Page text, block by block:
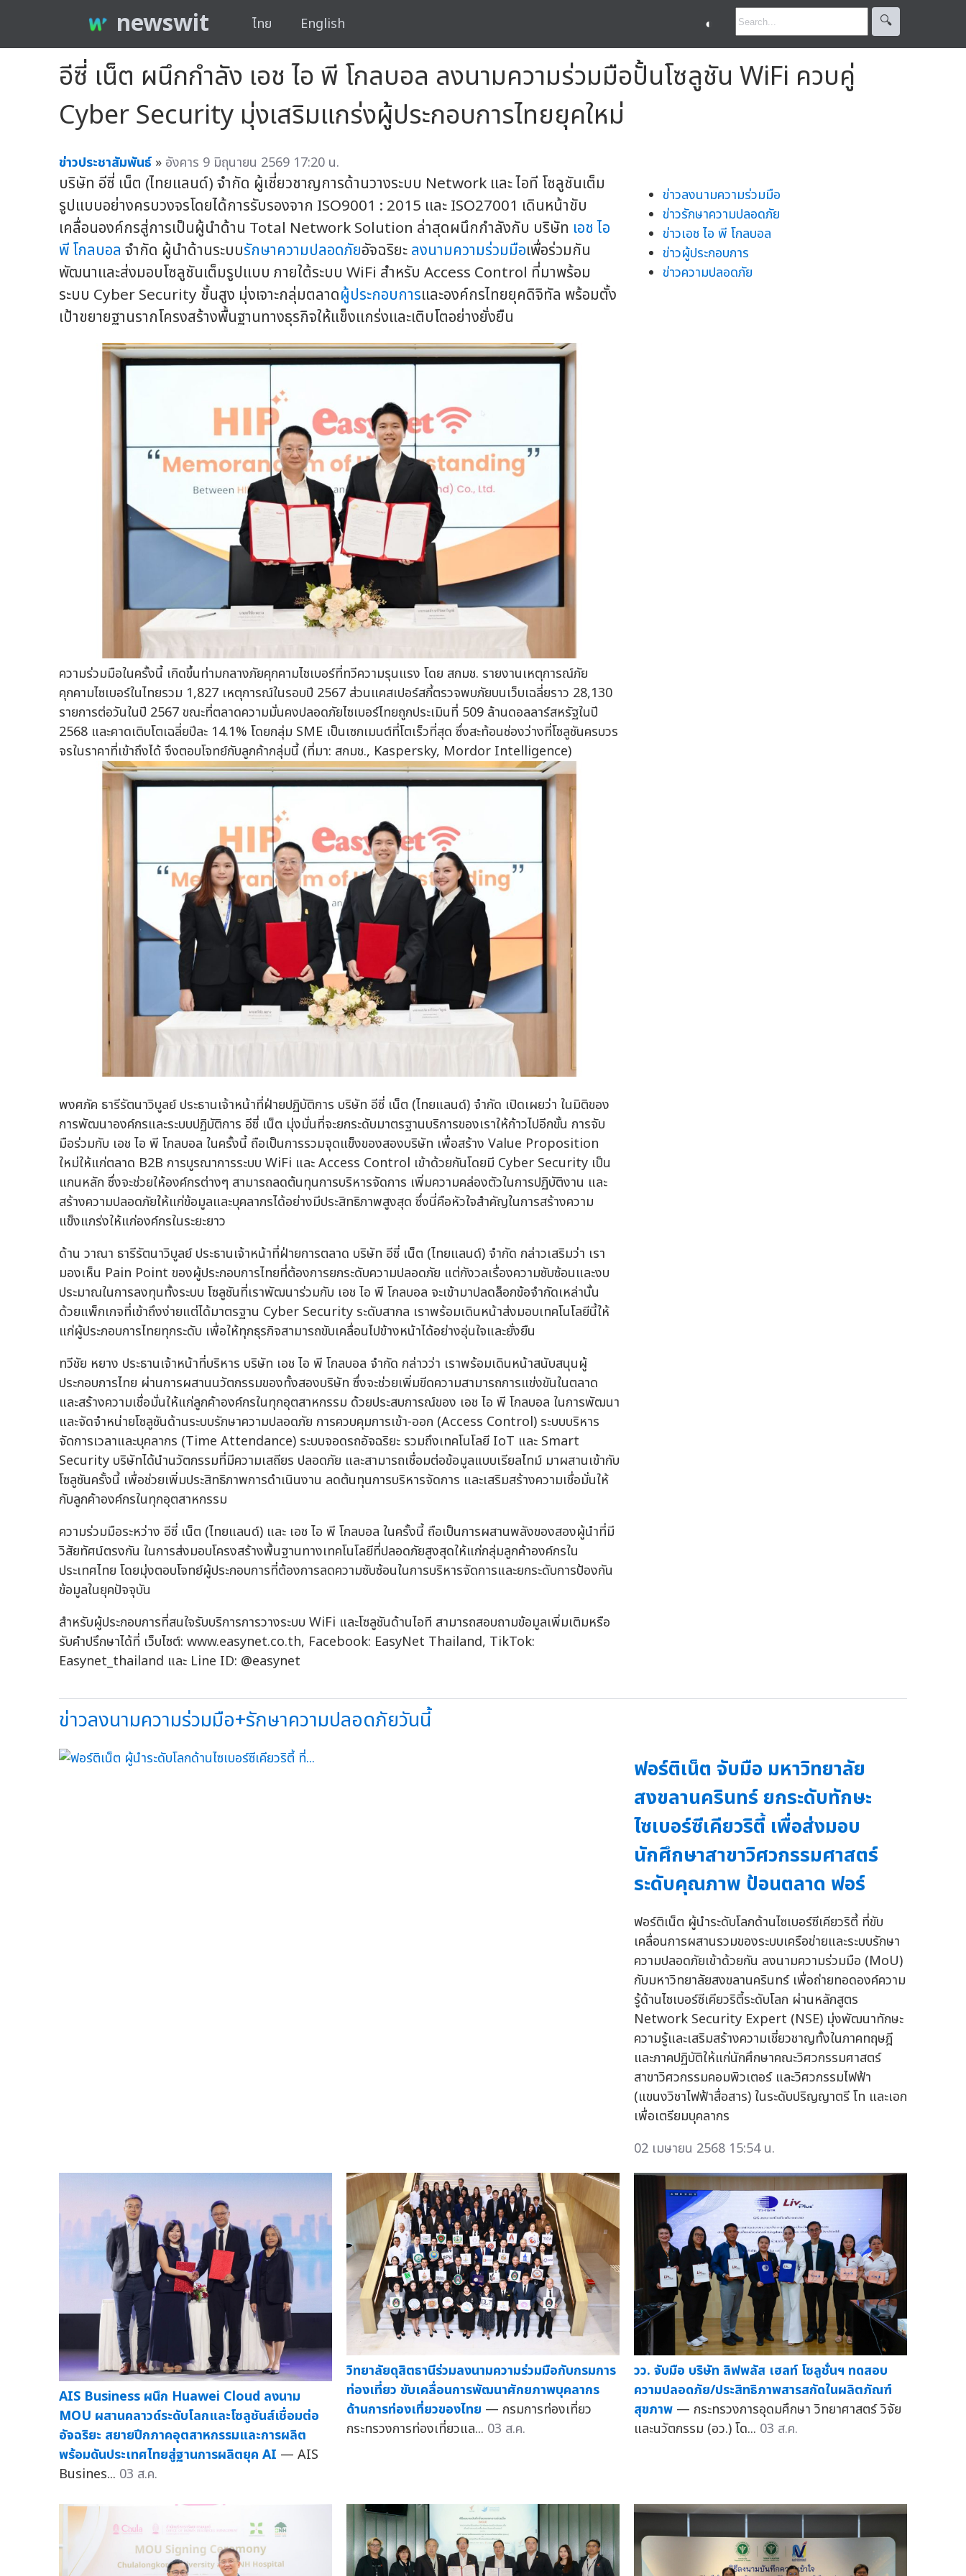
newswit ไทย English ◐ 🔍︎
อีซี่ เน็ต ผนึกกำลัง เอช ไอ พี โกลบอล ลงนามความร่วมมือปั้นโซลูชัน WiFi ควบคู่
Cyber Security มุ่งเสริมแกร่งผู้ประกอบการไทยยุคใหม่
ข่าวประชาสัมพันธ์ » อังคาร 9 มิถุนายน 2569 17:20 น.
บริษัท อีซี่ เน็ต (ไทยแลนด์) จำกัด ผู้เชี่ยวชาญการด้านวางระบบ Network และ ไอที โซลูชันเต็ม
รูปแบบอย่างครบวงจรโดยได้การรับรองจาก ISO9001 : 2015 และ ISO27001 เดินหน้าขับ
เคลื่อนองค์กรสู่การเป็นผู้นำด้าน Total Network Solution ล่าสุดผนึกกำลังกับ บริษัท เอช ไอ
พี โกลบอล จำกัด ผู้นำด้านระบบรักษาความปลอดภัยอัจฉริยะลงนามความร่วมมือเพื่อร่วมกัน
พัฒนาและส่งมอบโซลูชันเต็มรูปแบบ ภายใต้ระบบ WiFi สำหรับ Access Control ที่มาพร้อม
ระบบ Cyber Security ขั้นสูง มุ่งเจาะกลุ่มตลาดผู้ประกอบการและองค์กรไทยยุคดิจิทัล พร้อมตั้ง
เป้าขยายฐานรากโครงสร้างพื้นฐานทางธุรกิจให้แข็งแกร่งและเติบโตอย่างยั่งยืน
ความร่วมมือในครั้งนี้ เกิดขึ้นท่ามกลางภัยคุกคามไซเบอร์ที่ทวีความรุนแรง โดย สกมช. รายงานเหตุการณ์ภัย
คุกคามไซเบอร์ในไทยรวม 1,827 เหตุการณ์ในรอบปี 2567 ส่วนแคสเปอร์สกี้ตรวจพบภัยบนเว็บเฉลี่ยราว 28,130
รายการต่อวันในปี 2567 ขณะที่ตลาดความมั่นคงปลอดภัยไซเบอร์ไทยถูกประเมินที่ 509 ล้านดอลลาร์สหรัฐในปี
2568 และคาดเติบโตเฉลี่ยปีละ 14.1% โดยกลุ่ม SME เป็นเซกเมนต์ที่โตเร็วที่สุด ซึ่งสะท้อนช่องว่างที่โซลูชันครบวร
จรในราคาที่เข้าถึงได้ จึงตอบโจทย์กับลูกค้ากลุ่มนี้ (ที่มา: สกมช., Kaspersky, Mordor Intelligence)
พงศภัค ธารีรัตนาวิบูลย์ ประธานเจ้าหน้าที่ฝ่ายปฏิบัติการ บริษัท อีซี่ เน็ต (ไทยแลนด์) จำกัด เปิดเผยว่า ในมิติของ
การพัฒนาองค์กรและระบบปฏิบัติการ อีซี่ เน็ต มุ่งมั่นที่จะยกระดับมาตรฐานบริการของเราให้ก้าวไปอีกขั้น การจับ
มือร่วมกับ เอช ไอ พี โกลบอล ในครั้งนี้ ถือเป็นการรวมจุดแข็งของสองบริษัท เพื่อสร้าง Value Proposition
ใหม่ให้แก่ตลาด B2B การบูรณาการระบบ WiFi และ Access Control เข้าด้วยกันโดยมี Cyber Security เป็น
แกนหลัก ซึ่งจะช่วยให้องค์กรต่างๆ สามารถลดต้นทุนการบริหารจัดการ เพิ่มความคล่องตัวในการปฏิบัติงาน และ
สร้างความปลอดภัยให้แก่ข้อมูลและบุคลากรได้อย่างมีประสิทธิภาพสูงสุด ซึ่งนี่คือหัวใจสำคัญในการสร้างความ
แข็งแกร่งให้แก่องค์กรในระยะยาว
ด้าน วาณา ธารีรัตนาวิบูลย์ ประธานเจ้าหน้าที่ฝ่ายการตลาด บริษัท อีซี่ เน็ต (ไทยแลนด์) จำกัด กล่าวเสริมว่า เรา
มองเห็น Pain Point ของผู้ประกอบการไทยที่ต้องการยกระดับความปลอดภัย แต่กังวลเรื่องความซับซ้อนและงบ
ประมาณในการลงทุนทั้งระบบ โซลูชันที่เราพัฒนาร่วมกับ เอช ไอ พี โกลบอล จะเข้ามาปลดล็อกข้อจำกัดเหล่านั้น
ด้วยแพ็กเกจที่เข้าถึงง่ายแต่ได้มาตรฐาน Cyber Security ระดับสากล เราพร้อมเดินหน้าส่งมอบเทคโนโลยีนี้ให้
แก่ผู้ประกอบการไทยทุกระดับ เพื่อให้ทุกธุรกิจสามารถขับเคลื่อนไปข้างหน้าได้อย่างอุ่นใจและยั่งยืน
ทวีชัย หยาง ประธานเจ้าหน้าที่บริหาร บริษัท เอช ไอ พี โกลบอล จำกัด กล่าวว่า เราพร้อมเดินหน้าสนับสนุนผู้
ประกอบการไทย ผ่านการผสานนวัตกรรมของทั้งสองบริษัท ซึ่งจะช่วยเพิ่มขีดความสามารถการแข่งขันในตลาด
และสร้างความเชื่อมั่นให้แก่ลูกค้าองค์กรในทุกอุตสาหกรรม ด้วยประสบการณ์ของ เอช ไอ พี โกลบอล ในการพัฒนา
และจัดจำหน่ายโซลูชันด้านระบบรักษาความปลอดภัย การควบคุมการเข้า-ออก (Access Control) ระบบบริหาร
จัดการเวลาและบุคลากร (Time Attendance) ระบบจอดรถอัจฉริยะ รวมถึงเทคโนโลยี IoT และ Smart
Security บริษัทได้นำนวัตกรรมที่มีความเสถียร ปลอดภัย และสามารถเชื่อมต่อข้อมูลแบบเรียลไทม์ มาผสานเข้ากับ
โซลูชันครั้งนี้ เพื่อช่วยเพิ่มประสิทธิภาพการดำเนินงาน ลดต้นทุนการบริหารจัดการ และเสริมสร้างความเชื่อมั่นให้
กับลูกค้าองค์กรในทุกอุตสาหกรรม
ความร่วมมือระหว่าง อีซี่ เน็ต (ไทยแลนด์) และ เอช ไอ พี โกลบอล ในครั้งนี้ ถือเป็นการผสานพลังของสองผู้นำที่มี
วิสัยทัศน์ตรงกัน ในการส่งมอบโครงสร้างพื้นฐานทางเทคโนโลยีที่ปลอดภัยสูงสุดให้แก่กลุ่มลูกค้าองค์กรใน
ประเทศไทย โดยมุ่งตอบโจทย์ผู้ประกอบการที่ต้องการลดความซับซ้อนในการบริหารจัดการและยกระดับการป้องกัน
ข้อมูลในยุคปัจจุบัน
สำหรับผู้ประกอบการที่สนใจรับบริการการวางระบบ WiFi และโซลูชันด้านไอที สามารถสอบถามข้อมูลเพิ่มเติมหรือ
รับคำปรึกษาได้ที่ เว็บไซต์: www.easynet.co.th, Facebook: EasyNet Thailand, TikTok:
Easynet_thailand และ Line ID: @easynet
ข่าวลงนามความร่วมมือ
ข่าวรักษาความปลอดภัย
ข่าวเอช ไอ พี โกลบอล
ข่าวผู้ประกอบการ
ข่าวความปลอดภัย
ข่าวลงนามความร่วมมือ+รักษาความปลอดภัยวันนี้
ฟอร์ติเน็ต จับมือ มหาวิทยาลัย
สงขลานครินทร์ ยกระดับทักษะ
ไซเบอร์ซีเคียวริตี้ เพื่อส่งมอบ
นักศึกษาสาขาวิศวกรรมศาสตร์
ระดับคุณภาพ ป้อนตลาด ฟอร์
ฟอร์ติเน็ต ผู้นำระดับโลกด้านไซเบอร์ซีเคียวริตี้ ที่ขับ
เคลื่อนการผสานรวมของระบบเครือข่ายและระบบรักษา
ความปลอดภัยเข้าด้วยกัน ลงนามความร่วมมือ (MoU)
กับมหาวิทยาลัยสงขลานครินทร์ เพื่อถ่ายทอดองค์ความ
รู้ด้านไซเบอร์ซีเคียวริตี้ระดับโลก ผ่านหลักสูตร
Network Security Expert (NSE) มุ่งพัฒนาทักษะ
ความรู้และเสริมสร้างความเชี่ยวชาญทั้งในภาคทฤษฎี
และภาคปฏิบัติให้แก่นักศึกษาคณะวิศวกรรมศาสตร์
สาขาวิศวกรรมคอมพิวเตอร์ และวิศวกรรมไฟฟ้า
(แขนงวิชาไฟฟ้าสื่อสาร) ในระดับปริญญาตรี โท และเอก
เพื่อเตรียมบุคลากร
02 เมษายน 2568 15:54 น.
AIS Business ผนึก Huawei Cloud ลงนาม
MOU ผสานคลาวด์ระดับโลกและโซลูชันส์เชื่อมต่อ
อัจฉริยะ สยายปีกภาคอุตสาหกรรมและการผลิต
พร้อมดันประเทศไทยสู่ฐานการผลิตยุค AI — AIS
Busines... 03 ส.ค.
วิทยาลัยดุสิตธานีร่วมลงนามความร่วมมือกับกรมการ
ท่องเที่ยว ขับเคลื่อนการพัฒนาศักยภาพบุคลากร
ด้านการท่องเที่ยวของไทย — กรมการท่องเที่ยว
กระทรวงการท่องเที่ยวแล... 03 ส.ค.
วว. จับมือ บริษัท ลิฟพลัส เฮลท์ โซลูชั่นฯ ทดสอบ
ความปลอดภัย/ประสิทธิภาพสารสกัดในผลิตภัณฑ์
สุขภาพ — กระทรวงการอุดมศึกษา วิทยาศาสตร์ วิจัย
และนวัตกรรม (อว.) โด... 03 ส.ค.